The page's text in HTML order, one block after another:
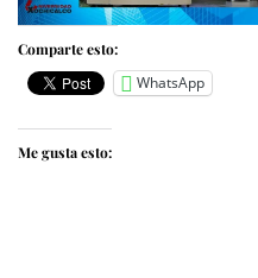
Comparte esto:
WhatsApp
Me gusta esto: